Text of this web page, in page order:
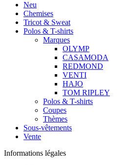
Neu
Chemises
Tricot & Sweat
Polos & T-shirts
Marques
OLYMP
CASAMODA
REDMOND
VENTI
HAJO
TOM RIPLEY
Polos & T-shirts
Coupes
Thèmes
Sous-vêtements
Vente
Informations légales